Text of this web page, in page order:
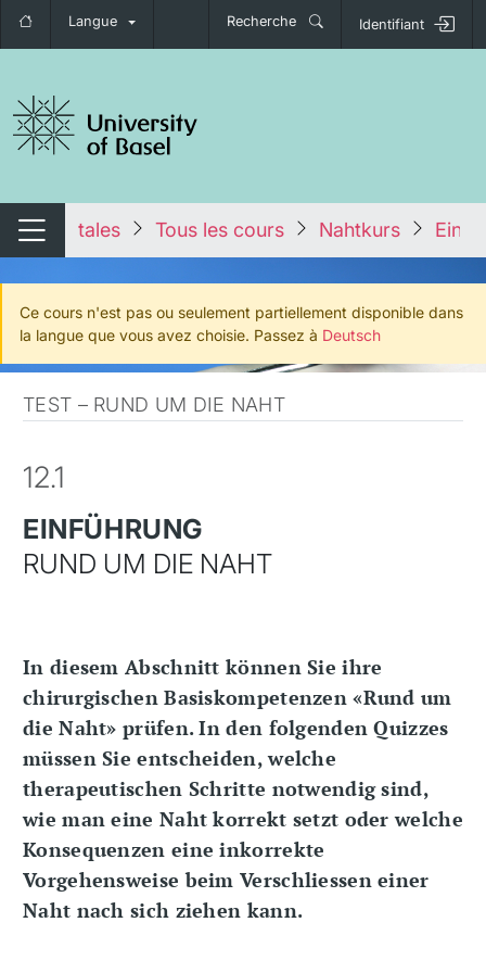
Langue Recherche Identifiant
de navigation
Changer de navigation
tales Tous les cours Nahtkurs
Ce cours n'est pas ou seulement partiellement disponible dans
la langue que vous avez choisie. Passez à Deutsch
TEST – RUND UM DIE NAHT
12.1
EINFÜHRUNG
RUND UM DIE NAHT
In diesem Abschnitt können Sie ihre
chirurgischen Basiskompetenzen «Rund um
die Naht» prüfen. In den folgenden Quizzes
müssen Sie entscheiden, welche
therapeutischen Schritte notwendig sind,
wie man eine Naht korrekt setzt oder welche
Konsequenzen eine inkorrekte
Vorgehensweise beim Verschliessen einer
Naht nach sich ziehen kann.